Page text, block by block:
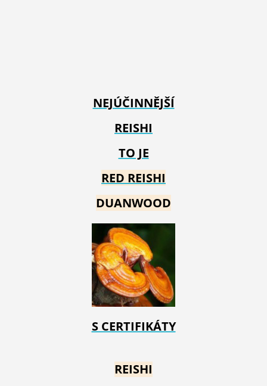
NEJÚČINNĚJŠÍ
REISHI
TO JE
RED REISHI
DUANWOOD
S CERTIFIKÁTY
REISHI